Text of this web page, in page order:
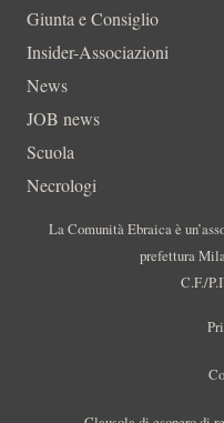
Giunta e Consiglio
Insider-Associazioni
News
JOB news
Scuola
Necrologi
La Comunità Ebraica è
prefettura
C.F./